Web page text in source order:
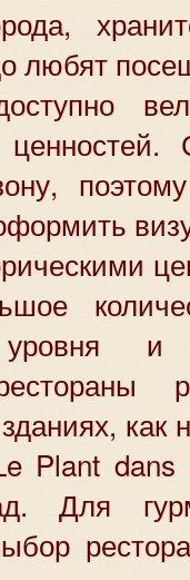
любят
уровня и
Plant
Для